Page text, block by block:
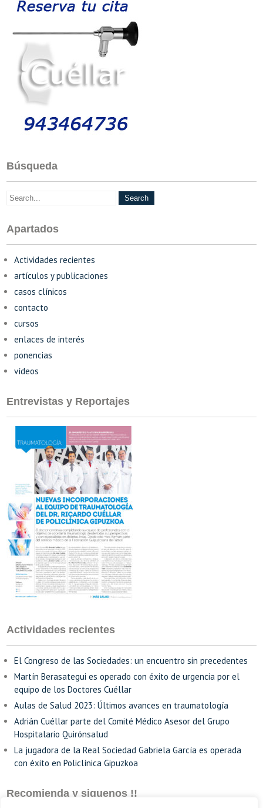
Búsqueda
Apartados
Actividades recientes
artículos y publicaciones
casos clínicos
contacto
cursos
enlaces de interés
ponencias
vídeos
Entrevistas y Reportajes
Actividades recientes
El Congreso de las Sociedades: un encuentro sin precedentes
Martín Berasategui es operado con éxito de urgencia por el
equipo de los Doctores Cuéllar
Aulas de Salud 2023: Últimos avances en traumatología
Adrián Cuéllar parte del Comité Médico Asesor del Grupo
Hospitalario Quirónsalud
La jugadora de la Real Sociedad Gabriela García es operada
con éxito en Policlínica Gipuzkoa
Recomienda y siguenos !!